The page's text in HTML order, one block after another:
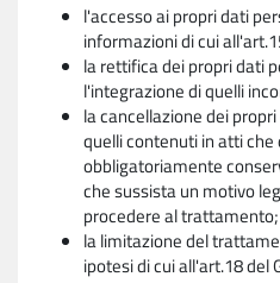
l'accesso ai propri dati
informazioni di cui
la rettifica dei propri dati
l'integrazione di quelli
la cancellazione dei
quelli contenuti in atti che
obbligatoriamente
che sussista un motivo
procedere al trattamento;
la limitazione del
ipotesi di cui all'art.18 del